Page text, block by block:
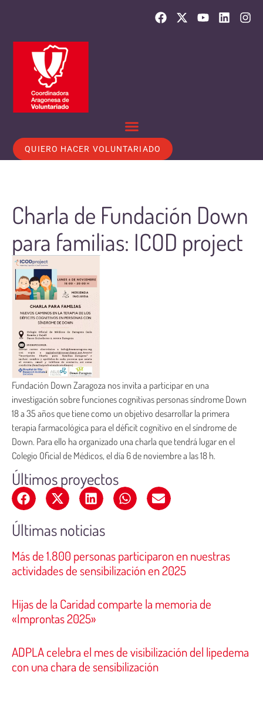
QUIERO HACER VOLUNTARIADO
Charla de Fundación Down
para familias: ICOD project
Fundación Down Zaragoza nos invita a participar en una
investigación sobre funciones cognitivas personas síndrome Down
18 a 35 años que tiene como un objetivo desarrollar la primera
terapia farmacológica para el déficit cognitivo en el síndrome de
Down. Para ello ha organizado una charla que tendrá lugar en el
Colegio Oficial de Médicos, el día 6 de noviembre a las 18 h.
Últimos proyectos
Últimas noticias
Más de 1.800 personas participaron en nuestras
actividades de sensibilización en 2025
Hijas de la Caridad comparte la memoria de
«Improntas 2025»
ADPLA celebra el mes de visibilización del lipedema
con una chara de sensibilización